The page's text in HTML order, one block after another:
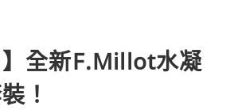
】全新F.Millot水凝
！